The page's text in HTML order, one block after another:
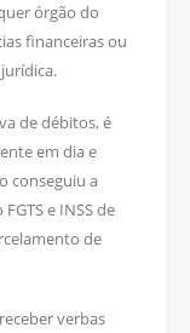
órgão do
financeiras ou
de débitos, é
em dia e
conseguiu a
e INSS de
de
verbas